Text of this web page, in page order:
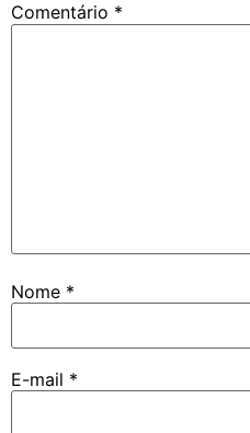
Comentário *
Nome *
E-mail *